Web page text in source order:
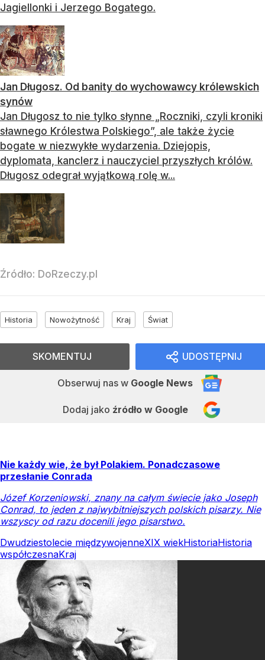
Jagiellonki i Jerzego Bogatego.
Jan Długosz. Od banity do wychowawcy królewskich
synów
Jan Długosz to nie tylko słynne „Roczniki, czyli kroniki
sławnego Królestwa Polskiego”, ale także życie
bogate w niezwykłe wydarzenia. Dziejopis,
dyplomata, kanclerz i nauczyciel przyszłych królów.
Długosz odegrał wyjątkową rolę w...
Źródło: DoRzeczy.pl
Historia Nowożytność Kraj Świat
UDOSTĘPNIJ
Obserwuj nas w Google News
Dodaj jako źródło w Google
SKOMENTUJ
Nie każdy wie, że był Polakiem. Ponadczasowe
przesłanie Conrada
Józef Korzeniowski, znany na całym świecie jako Joseph
Conrad, to jeden z najwybitniejszych polskich pisarzy. Nie
wszyscy od razu docenili jego pisarstwo.
Dwudziestolecie międzywojenneXIX wiekHistoriaHistoria
współczesnaKraj